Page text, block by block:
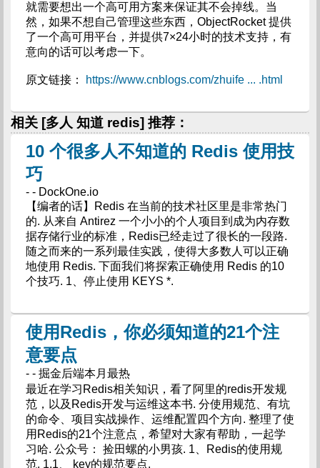
就需要想出一个高可用方案来保证其不会掉线。当
然，如果不想自己管理这些东西，ObjectRocket 提供
了一个高可用平台，并提供7×24小时的技术支持，有
意向的话可以考虑一下。
原文链接： https://www.cnblogs.com/zhuife ... .html
相关 [多人 知道 redis] 推荐：
10 个很多人不知道的 Redis 使用技
巧
- - DockOne.io
【编者的话】Redis 在当前的技术社区里是非常热门
的. 从来自 Antirez 一个小小的个人项目到成为内存数
据存储行业的标准，Redis已经走过了很长的一段路.
随之而来的一系列最佳实践，使得大多数人可以正确
地使用 Redis. 下面我们将探索正确使用 Redis 的10
个技巧. 1、停止使用 KEYS *.
使用Redis，你必须知道的21个注
意要点
- - 掘金后端本月最热
最近在学习Redis相关知识，看了阿里的redis开发规
范，以及Redis开发与运维这本书. 分使用规范、有坑
的命令、项目实战操作、运维配置四个方向. 整理了使
用Redis的21个注意点，希望对大家有帮助，一起学
习哈. 公众号： 捡田螺的小男孩. 1、Redis的使用规
范. 1.1、 key的规范要点.